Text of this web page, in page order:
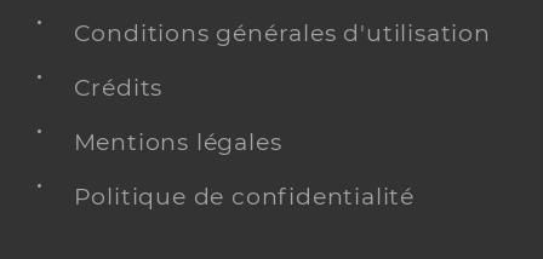
Conditions générales d'utilisation
Crédits
Mentions légales
Politique de confidentialité